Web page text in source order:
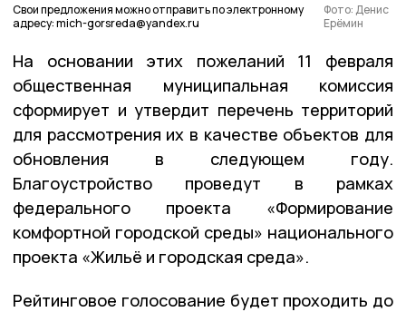
Свои предложения можно отправить по электронному
адресу: mich-gorsreda@yandex.ru
Фото: Денис
Ерёмин
На основании этих пожеланий 11 февраля
общественная муниципальная комиссия
сформирует и утвердит перечень территорий
для рассмотрения их в качестве объектов для
обновления в следующем году.
Благоустройство проведут в рамках
федерального проекта «Формирование
комфортной городской среды» национального
проекта «Жильё и городская среда».
Рейтинговое голосование будет проходить до